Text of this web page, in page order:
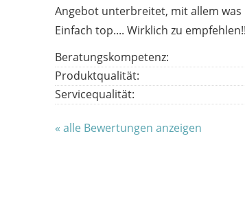
Angebot unterbreitet, mit allem
Einfach top.... Wirklich zu
Beratungskompetenz:
Produktqualität:
Servicequalität:
« alle Bewertungen anzeigen